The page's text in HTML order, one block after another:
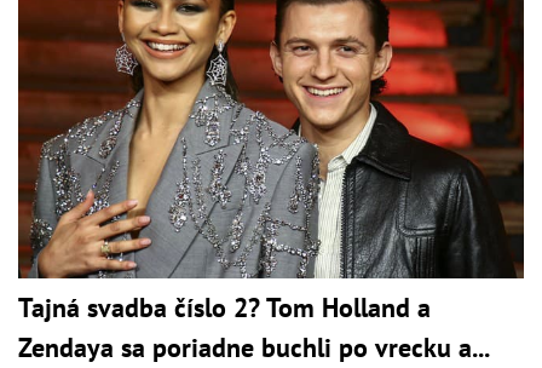
Tajná svadba číslo 2? Tom Holland a
Zendaya sa poriadne buchli po vrecku a...